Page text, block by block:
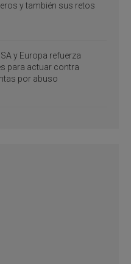
y también sus retos
y Europa refuerza
para actuar contra
por abuso